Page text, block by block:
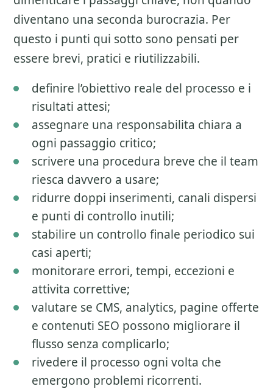
diventano una seconda burocrazia. Per
questo i punti qui sotto sono pensati per
essere brevi, pratici e riutilizzabili.
definire l’obiettivo reale del processo e i
risultati attesi;
assegnare una responsabilita chiara a
ogni passaggio critico;
scrivere una procedura breve che il team
riesca davvero a usare;
ridurre doppi inserimenti, canali dispersi
e punti di controllo inutili;
stabilire un controllo finale periodico sui
casi aperti;
monitorare errori, tempi, eccezioni e
attivita correttive;
valutare se CMS, analytics, pagine offerte
e contenuti SEO possono migliorare il
flusso senza complicarlo;
rivedere il processo ogni volta che
emergono problemi ricorrenti.